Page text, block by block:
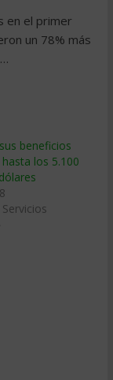
en el primer
un 78% más
beneficios
los 5.100